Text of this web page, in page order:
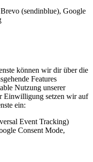
(sendinblue), Google
können wir dir über die
Features
Nutzung unserer
Einwilligung setzen wir auf
ein:
Event Tracking)
Consent Mode,